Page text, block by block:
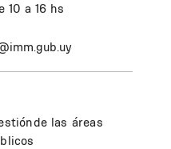
10 a 16 hs
las áreas